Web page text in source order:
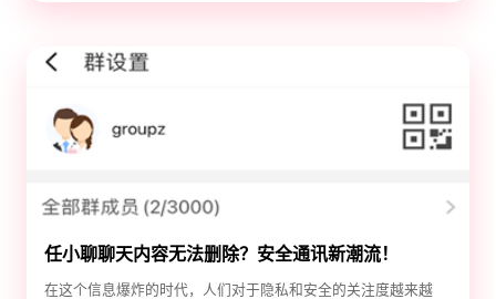
任小聊聊天内容无法删除？安全通讯新潮流！
在这个信息爆炸的时代，人们对于隐私和安全的关注度越来越